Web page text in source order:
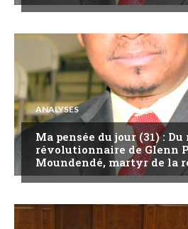
ANALYSES
Ma pensée du jour (31) : Du
révolutionnaire de Glenn
Moundendé, martyr de la